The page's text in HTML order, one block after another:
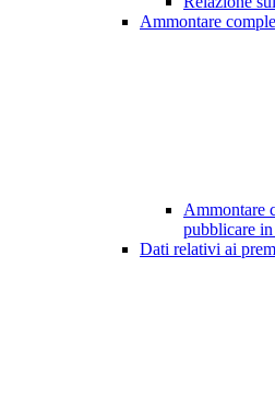
Ammontare
Ammontare
pubblicare
Dati relativi ai